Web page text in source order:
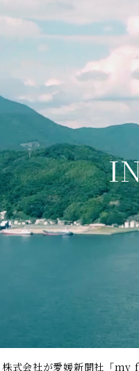
式会社が愛媛新聞社「my